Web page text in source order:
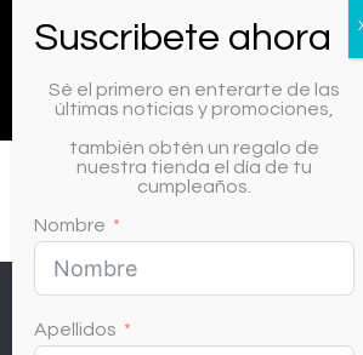
Mixcoco Colombia | Antonella Nails | MARYURY
CARABALLO | © 2025 Diseñado y Desarrollado
Todos los medios de pago,
Sé el primero en enterarte de las
últimas noticias y promociones,
también obtén un regalo de
nuestra tienda el día de tu
cumpleaños.
Nombre
Apellidos
Usamos cookies para asegurar que te
experiencia en nuestra web. Si
asumiremos que estás de